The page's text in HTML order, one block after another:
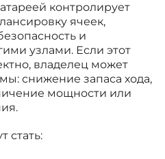
контролирует
ячеек,
и
узлами. Если этот
владелец может
снижение запаса хода,
мощности или
стать: